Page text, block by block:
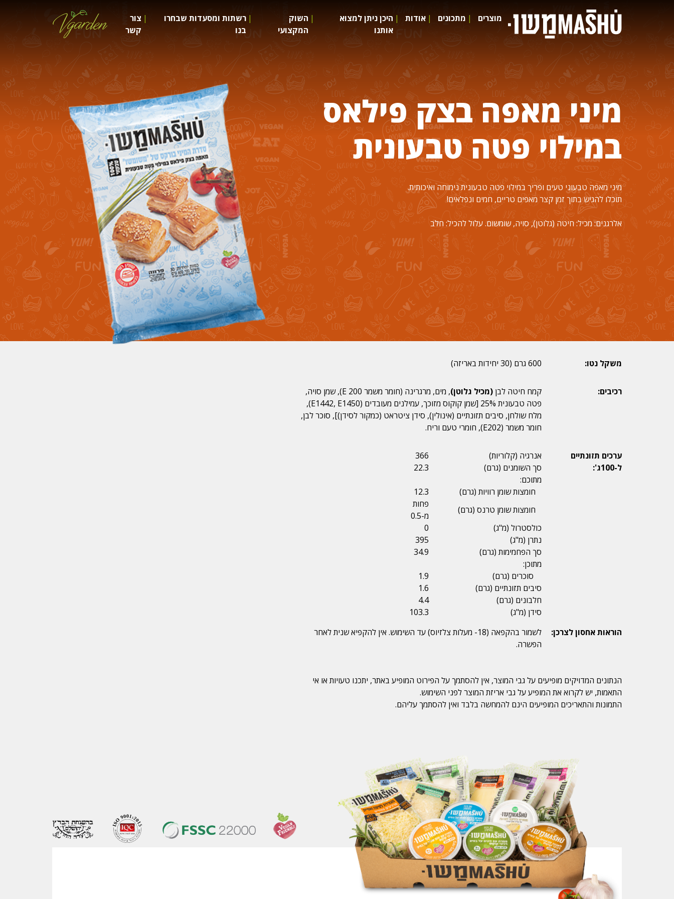
מוצרים מתכונים אודות
היכן ניתן למצוא
אותנו
השוק
המקצועי
רשתות ומסעדות שבחרו
בנו
צור
קשר
מיני מאפה בצק פילאס
במילוי פטה טבעונית
מיני מאפה טבעוני טעים ופריך במילוי פטה טבעונית נימוחה ואיכותית.
תוכלו להגיש בתוך זמן קצר מאפים טריים, חמים ונפלאים!
אלרגנים: מכיל: חיטה (גלוטן), סויה, שומשום. עלול להכיל: חלב
משקל נטו: 600 גרם (30 יחידות באריזה)
רכיבים: קמח חיטה לבן (מכיל גלוטן)
, מים, מרגרינה (חומר משמר E 200), שמן סויה,
פטה טבעונית 25% [שמן קוקוס מזוכך, עמילנים מעובדים (E1442, E1450),
מלח שולחן, סיבים תזונתיים (אינולין), סידן ציטראט (כמקור לסידן)], סוכר לבן,
חומר משמר (E202), חומרי טעם וריח.
ערכים תזונתיים
ל-100ג':
אנרגיה (קלוריות)
366
סך השומנים (גרם)
22.3
מתוכם:
חומצות שומן רוויות (גרם)
12.3
חומצות שומן טרנס (גרם)
פחות
מ-0.5
כולסטרול (מ"ג)
0
נתרן (מ"ג)
395
סך הפחמימות (גרם)
34.9
מתוכן:
סוכרים (גרם)
1.9
סיבים תזונתיים (גרם)
1.6
חלבונים (גרם)
4.4
סידן (מ"ג)
103.3
הוראות אחסון לצרכן:
לשמור בהקפאה (18- מעלות צלזיוס) עד השימוש. אין להקפיא שנית לאחר
הפשרה.
הנתונים המדויקים מופיעים על גבי המוצר, אין להסתמך על הפירוט המופיע באתר, יתכנו טעויות או אי
התאמות, יש לקרוא את המופיע על גבי אריזת המוצר לפני השימוש.
התמונות והתאריכים המופיעים הינם להמחשה בלבד ואין להסתמך עליהם.